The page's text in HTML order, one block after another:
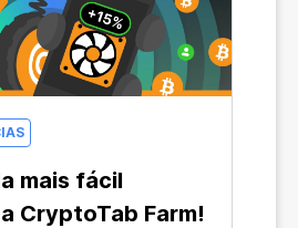
mais fácil
CryptoTab Farm!